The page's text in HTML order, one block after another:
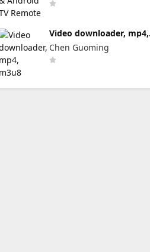
Video downloader, mp4,
m3u8
Chen Guoming